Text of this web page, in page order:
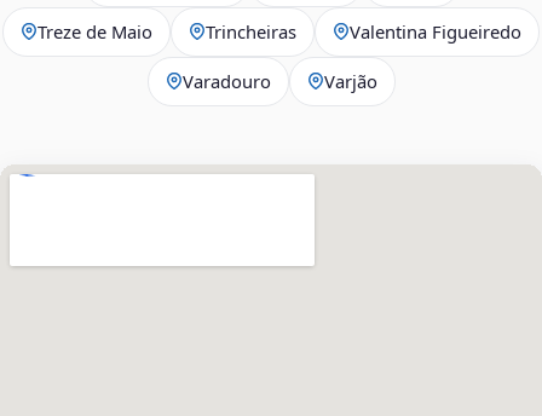
Treze de Maio Trincheiras Valentina Figueiredo
Varadouro Varjão